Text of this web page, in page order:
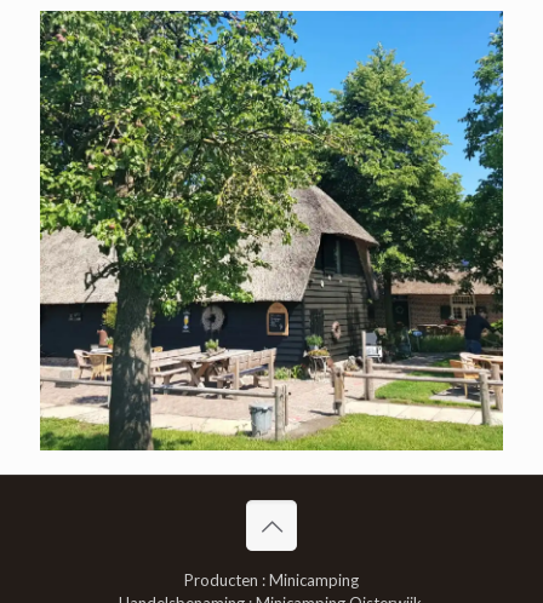
Producten : Minicamping